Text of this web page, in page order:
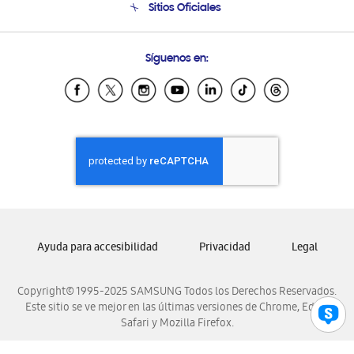
Soporte vía eMail
Sitios Oficiales
Samsung Ecuador
Samsung El Salvador
Samsung Honduras
Samsung Nicaragua
Samsung Panamá
Samsung Venezuela
Síguenos en:
Copyright© 1995-2025 SAMSUNG Todos los Derechos Reservados.
Este sitio se ve mejor en las últimas versiones de Chrome, Edge,
Safari y Mozilla Firefox.
Ayuda para accesibilidad Privacidad Legal